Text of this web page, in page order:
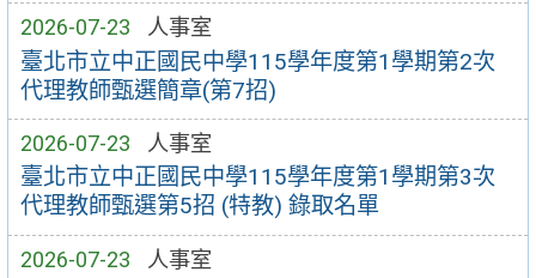
2026-07-23 人事室
臺北市立中正國民中學115學年度第1學期第2次
代理教師甄選簡章(第7招)
2026-07-23 人事室
臺北市立中正國民中學115學年度第1學期第3次
代理教師甄選第5招 (特教) 錄取名單
2026-07-23 人事室